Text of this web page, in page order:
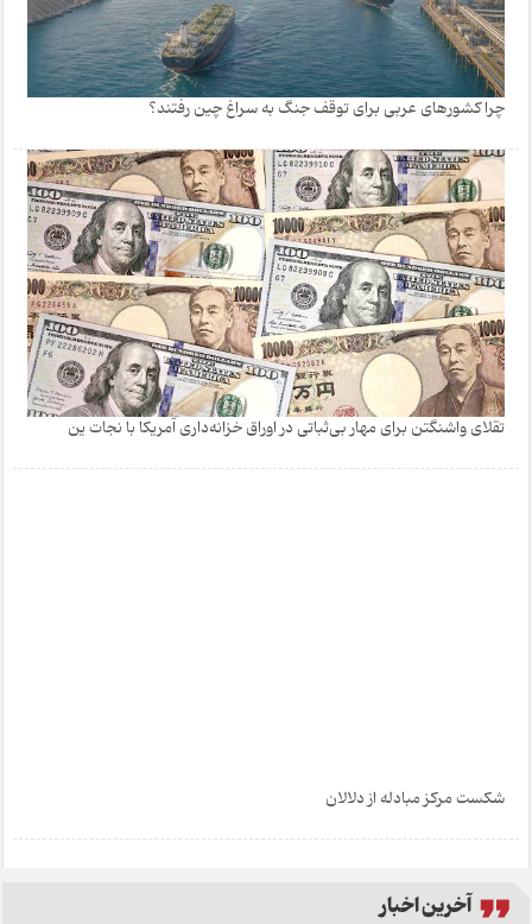
چرا کشورهای عربی برای توقف جنگ به سراغ چین رفتند؟
تقلای واشنگتن برای مهار بی‌ثباتی در اوراق خزانه‌داری آمریکا با نجات ین
شکست مرکز مبادله از دلالان
آخرین اخبار